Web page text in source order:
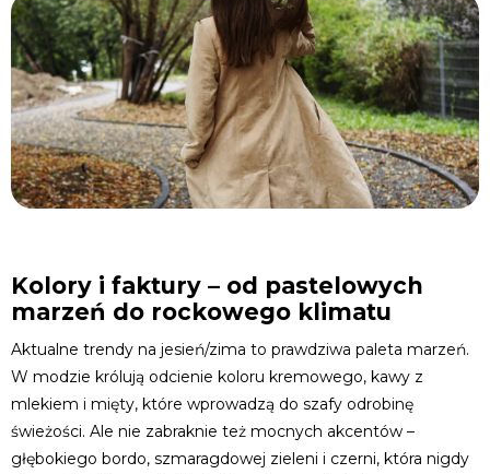
Kolory i faktury – od pastelowych
marzeń do rockowego klimatu
Aktualne trendy na jesień/zima to prawdziwa paleta marzeń.
W modzie królują odcienie koloru kremowego, kawy z
mlekiem i mięty, które wprowadzą do szafy odrobinę
świeżości. Ale nie zabraknie też mocnych akcentów –
głębokiego bordo, szmaragdowej zieleni i czerni, która nigdy